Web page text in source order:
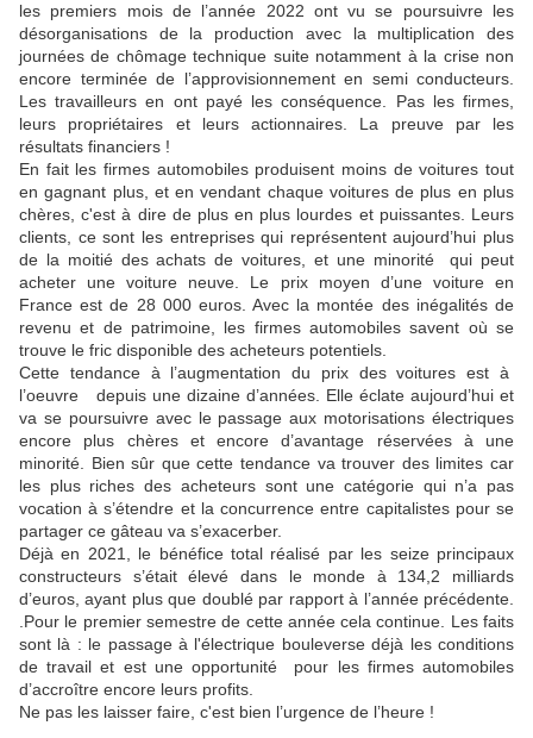
les premiers mois de l’année 2022 ont vu se poursuivre les
désorganisations de la production avec la multiplication des
journées de chômage technique suite notamment à la crise non
encore terminée de l’approvisionnement en semi conducteurs.
Les travailleurs en ont payé les conséquence. Pas les firmes,
leurs propriétaires et leurs actionnaires. La preuve par les
résultats financiers !
En fait les firmes automobiles produisent moins de voitures tout
en gagnant plus, et en vendant chaque voitures de plus en plus
chères, c'est à dire de plus en plus lourdes et puissantes. Leurs
clients, ce sont les entreprises qui représentent aujourd’hui plus
de la moitié des achats de voitures, et une minorité qui peut
acheter une voiture neuve. Le prix moyen d’une voiture en
France est de 28 000 euros. Avec la montée des inégalités de
revenu et de patrimoine, les firmes automobiles savent où se
trouve le fric disponible des acheteurs potentiels.
Cette tendance à l’augmentation du prix des voitures est à
l’oeuvre depuis une dizaine d’années. Elle éclate aujourd’hui et
va se poursuivre avec le passage aux motorisations électriques
encore plus chères et encore d’avantage réservées à une
minorité. Bien sûr que cette tendance va trouver des limites car
les plus riches des acheteurs sont une catégorie qui n’a pas
vocation à s’étendre et la concurrence entre capitalistes pour se
partager ce gâteau va s’exacerber.
Déjà en 2021, le bénéfice total réalisé par les seize principaux
constructeurs s’était élevé dans le monde à 134,2 milliards
d’euros, ayant plus que doublé par rapport à l’année précédente.
.Pour le premier semestre de cette année cela continue. Les faits
sont là : le passage à l'électrique bouleverse déjà les conditions
de travail et est une opportunité pour les firmes automobiles
d’accroître encore leurs profits.
Ne pas les laisser faire, c'est bien l’urgence de l’heure !